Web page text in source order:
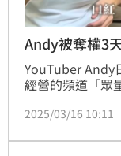
Andy被奪權3
YouTuber Andy
經營的頻道「眾
片，在清理住家
人心疼。
2025/03/16 10:11